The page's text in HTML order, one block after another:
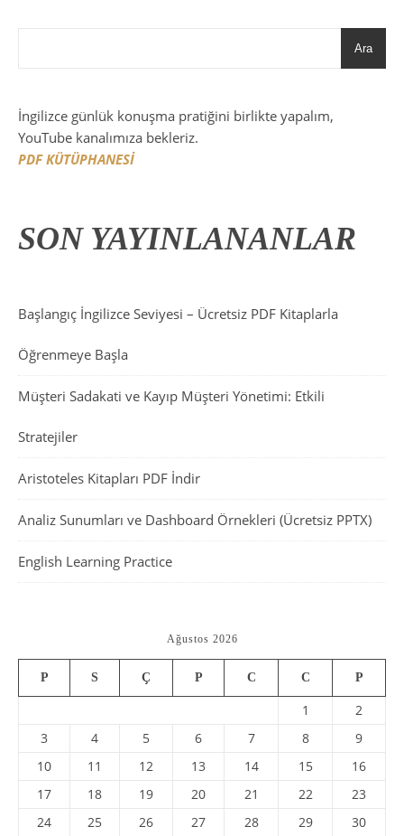
Ara
İngilizce günlük konuşma pratiğini birlikte yapalım,
YouTube kanalımıza bekleriz.
PDF KÜTÜPHANESİ
SON YAYINLANANLAR
Başlangıç İngilizce Seviyesi – Ücretsiz PDF Kitaplarla
Öğrenmeye Başla
Müşteri Sadakati ve Kayıp Müşteri Yönetimi: Etkili
Stratejiler
Aristoteles Kitapları PDF İndir
Analiz Sunumları ve Dashboard Örnekleri (Ücretsiz PPTX)
English Learning Practice
Ağustos 2026
P S Ç P C C P
1
2
3
4 5 6 7 8
9
10
11 12 13 14 15
16
17
18 19 20 21 22
23
24
25 26 27 28 29
30